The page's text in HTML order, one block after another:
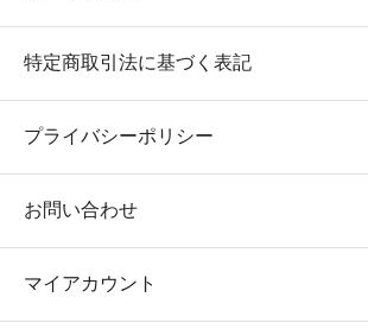
特定商取引法に基づく表記
プライバシーポリシー
お問い合わせ
マイアカウント